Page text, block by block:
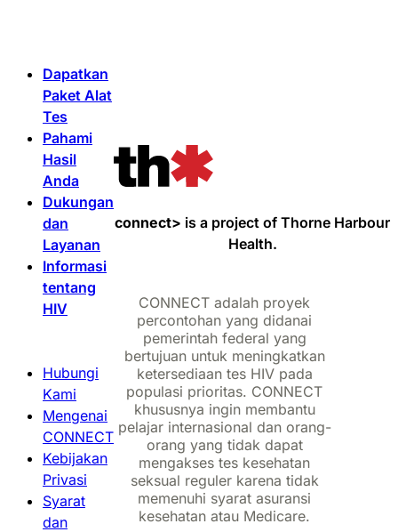
Dapatkan
Paket Alat
Tes
Pahami
Hasil
Anda
Dukungan
dan
Layanan
Informasi
tentang
HIV
Hubungi
Kami
Mengenai
CONNECT
Kebijakan
Privasi
Syarat
dan
connect> is a project of Thorne Harbour
Health.
CONNECT adalah proyek
percontohan yang didanai
pemerintah federal yang
bertujuan untuk meningkatkan
ketersediaan tes HIV pada
populasi prioritas. CONNECT
khususnya ingin membantu
pelajar internasional dan orang-
orang yang tidak dapat
mengakses tes kesehatan
seksual reguler karena tidak
memenuhi syarat asuransi
kesehatan atau Medicare.